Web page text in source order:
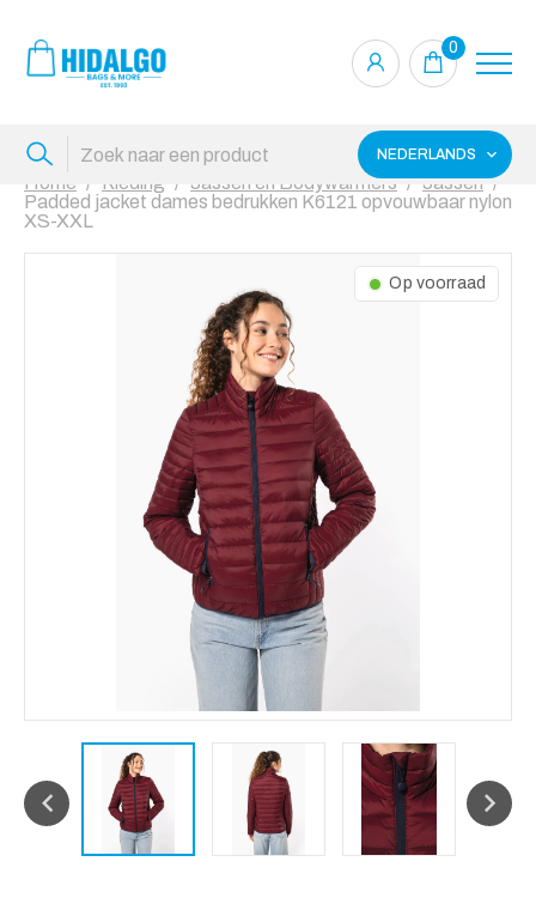
0
NEDERLANDS
Home Kleding Jassen en Bodywarmers
Jassen
Padded jacket dames bedrukken K6121 opvouwbaar nylon
XS-XXL
Op voorraad